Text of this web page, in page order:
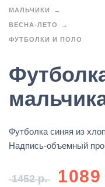
МАЛЬЧИКИ
ВЕСНА-ЛЕТО
ФУТБОЛКИ И ПОЛО
Футболка синяя из
Надпись-объемный
1452р. 1089